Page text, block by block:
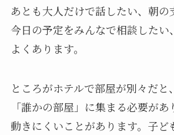
あとも大人だけで話したい、朝の
今日の予定をみんなで相談したい
よくあります。
ところがホテルで部屋が別々だと
「誰かの部屋」に集まる必要が
動きにくいことがあります。子ど